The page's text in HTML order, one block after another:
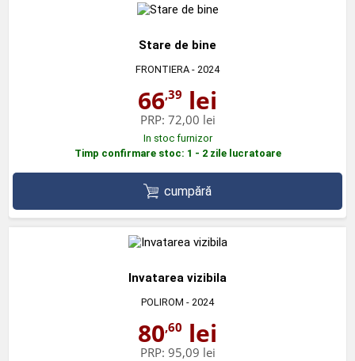
Stare de bine
FRONTIERA - 2024
66,39 lei
PRP: 72,00 lei
In stoc furnizor
Timp confirmare stoc: 1 - 2 zile lucratoare
cumpără
Invatarea vizibila
POLIROM - 2024
80,60 lei
PRP: 95,09 lei